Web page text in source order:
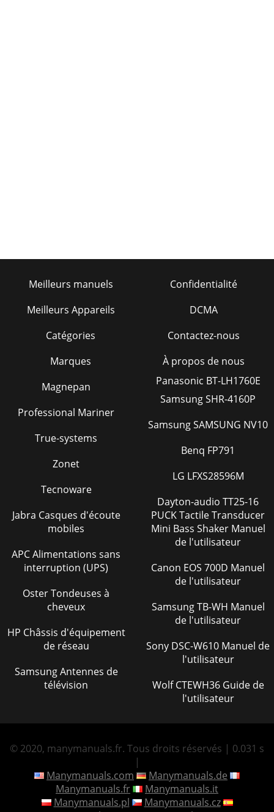
Meilleurs manuels
Meilleurs Appareils
Catégories
Marques
Confidentialité
DCMA
Contactez-nous
À propos de nous
Magnepan
Professional Mariner
True-systems
Zonet
Tecnoware
Jabra Casques d'écoute
mobiles
APC Alimentations sans
interruption (UPS)
Oster Tondeuses à
cheveux
HP Châssis d'équipement
de réseau
Samsung Antennes de
télévision
Panasonic BT-LH1760E
Samsung SHR-4160P
Samsung SAMSUNG NV10
Benq FP791
LG LFXS28596M
Dayton-audio TT25-16
PUCK Tactile Transducer
Mini Bass Shaker Manuel
de l'utilisateur
Canon EOS 700D Manuel
de l'utilisateur
Samsung TB-WH Manuel
de l'utilisateur
Sony DSC-W610 Manuel de
l'utilisateur
Wolf CTEWH36 Guide de
l'utilisateur
© 2020, manymanuals.fr. Tous droits réservés | 0.031 s
|
Manymanuals.com
Manymanuals.de
Manymanuals.fr
Manymanuals.it
Manymanuals.pl
Manymanuals.cz